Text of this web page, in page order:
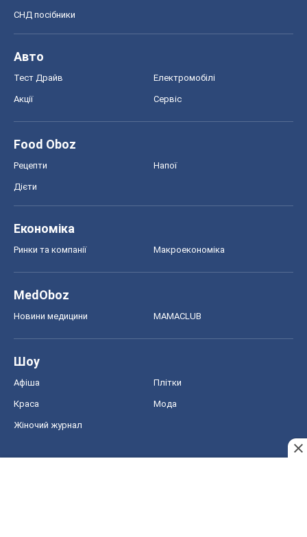
СНД посібники
Авто
Тест Драйв Електромобілі
Акції Сервіс
Food Oboz
Рецепти Напої
Дієти
Економіка
Ринки та компанії Макроекономіка
MedOboz
Новини медицини MAMACLUB
Шоу
Афіша Плітки
Краса Мода
Жіночий журнал